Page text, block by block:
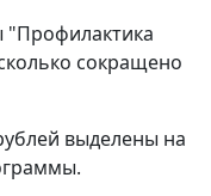
сокращено
выделены на